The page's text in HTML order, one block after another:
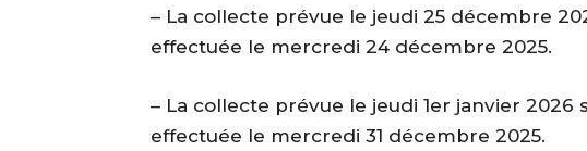
– La collecte prévue le jeudi 25 décembre
effectuée le mercredi 24 décembre 2025.
– La collecte prévue le jeudi 1er janvier
effectuée le mercredi 31 décembre 2025.